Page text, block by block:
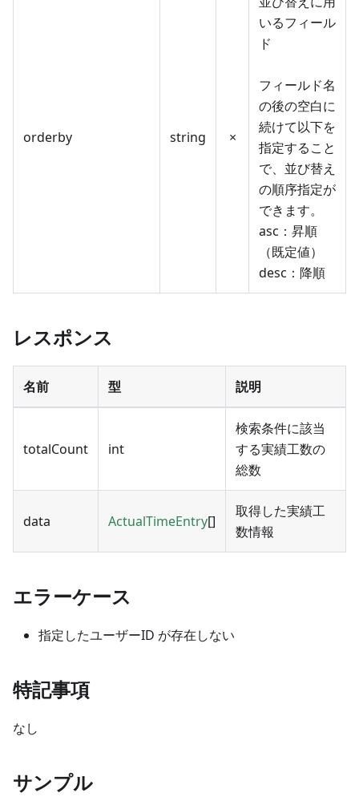
orderby string ×
いるフィール
ド
フィールド名
の後の空白に
続けて以下を
指定すること
で、並び替え
の順序指定が
できます。
asc：昇順
（既定値）
desc：降順
レスポンス
名前 型 説明
totalCount int
検索条件に該当
する実績工数の
総数
data ActualTimeEntry[]
取得した実績工
数情報
エラーケース
指定したユーザーID が存在しない
特記事項
なし
サンプル